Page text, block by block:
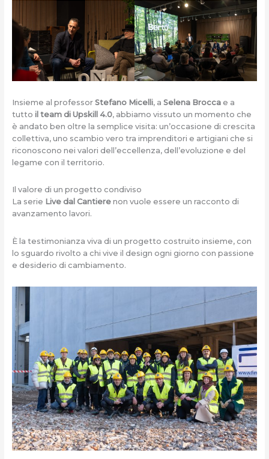
Insieme al professor Stefano Micelli, a Selena Broccae a
tutto il team di Upskill 4.0, abbiamo vissuto un momento che
è andato ben oltre la semplice visita: un’occasione di crescita
collettiva, uno scambio vero tra imprenditori e artigiani che si
riconoscono nei valori dell’eccellenza, dell’evoluzione e del
legame con il territorio.
Il valore di un progetto condiviso
La serie Live dal Cantiere non vuole essere un racconto di
avanzamento lavori.
È la testimonianza viva di un progetto costruito insieme, con
lo sguardo rivolto a chi vive il design ogni giorno con passione
e desiderio di cambiamento.